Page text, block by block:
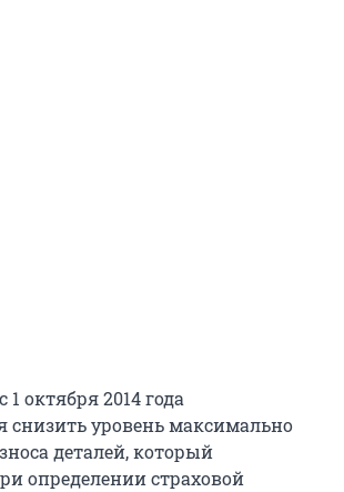
октября 2014 года
снизить уровень максимально
деталей, который
определении страховой